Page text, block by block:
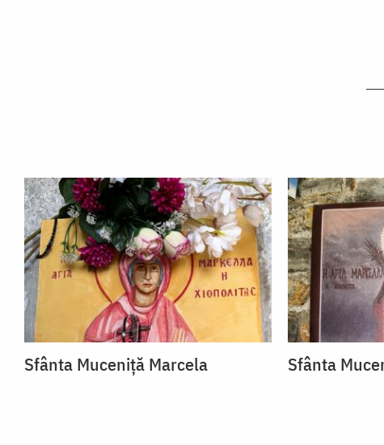
Sfânta Muceniță Marcela Sfânta